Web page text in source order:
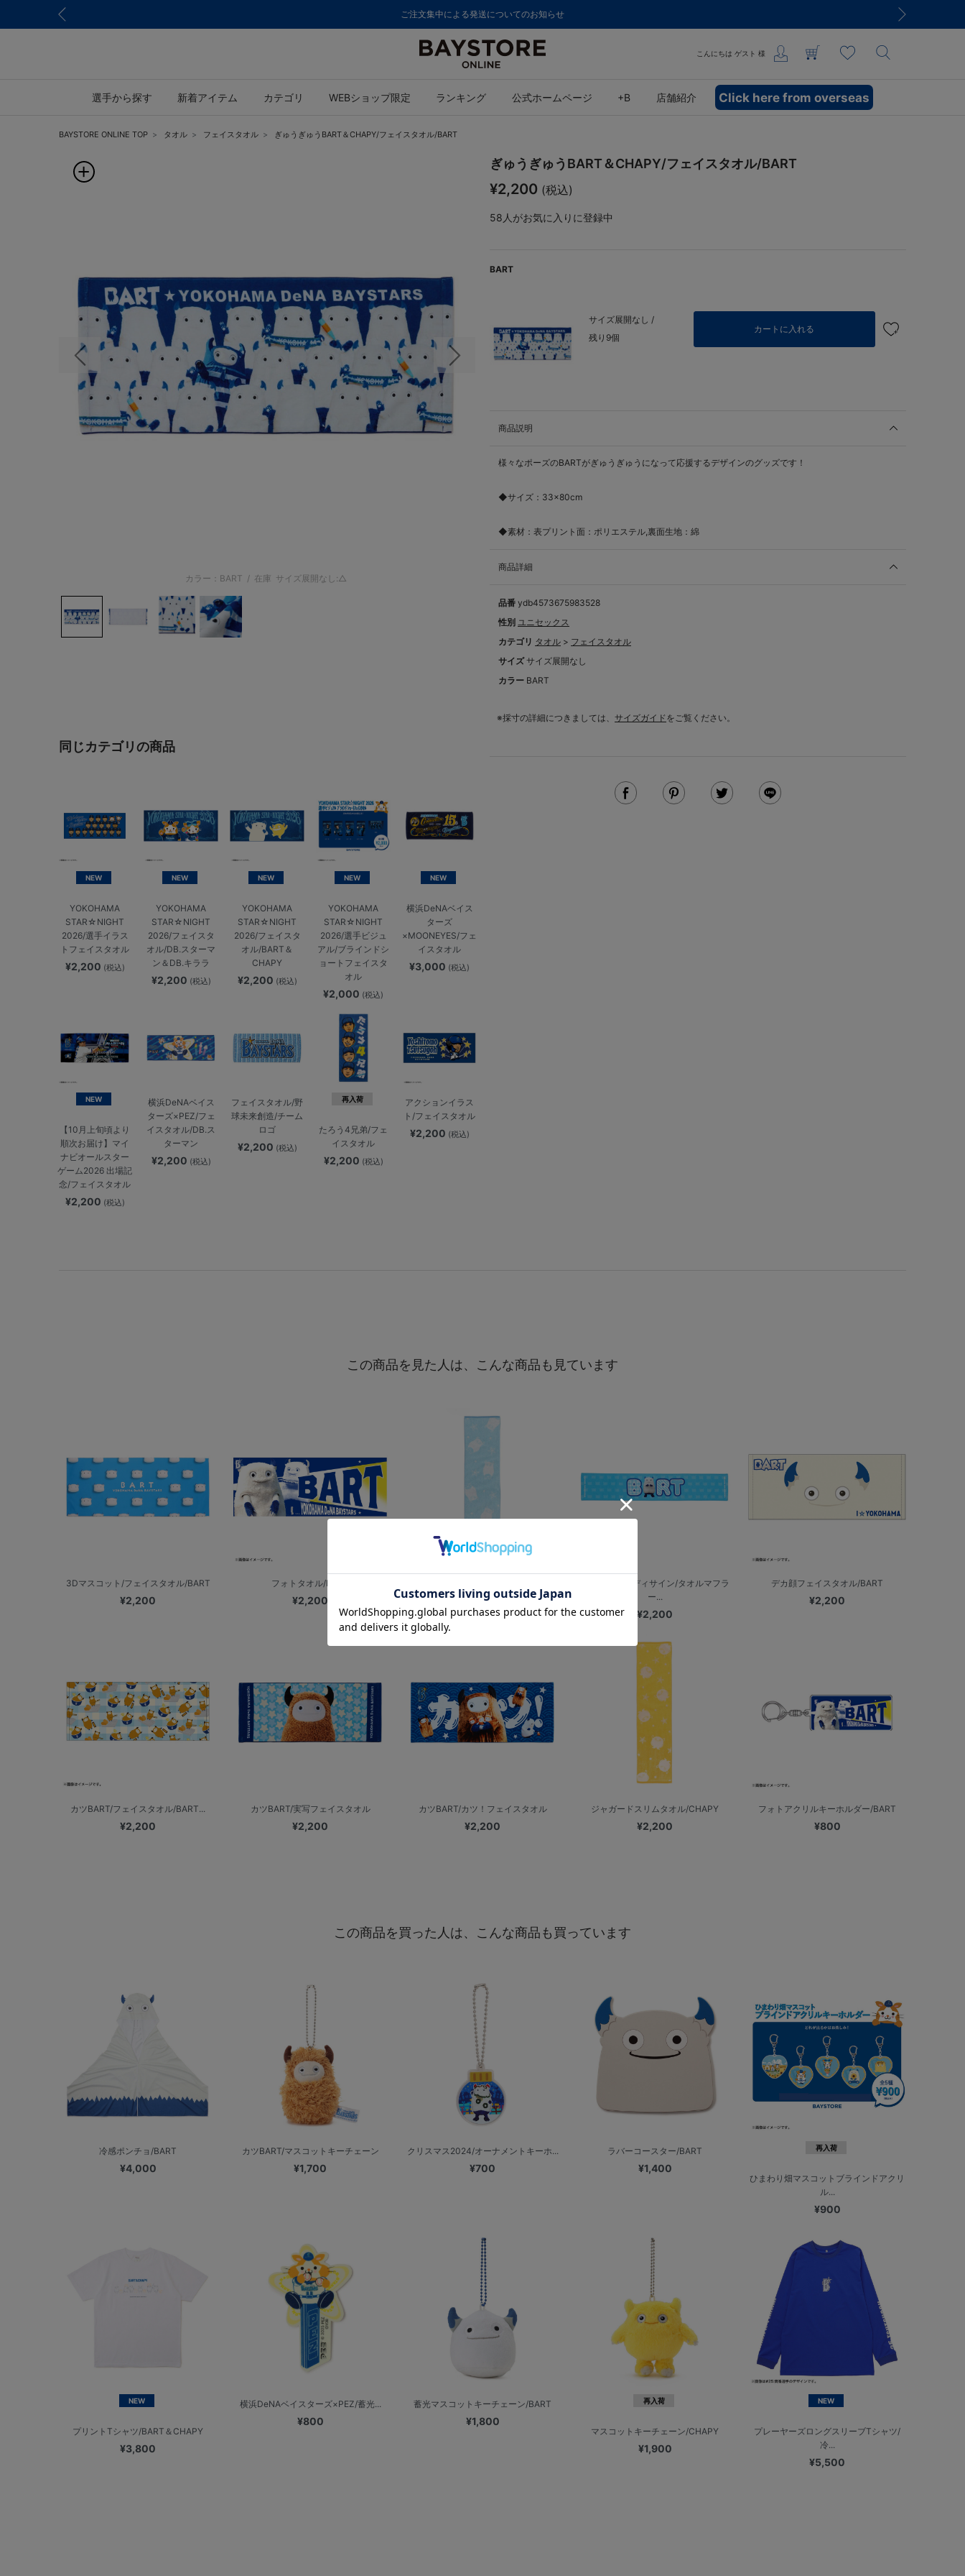
ご注文集中による発送についてのお知らせ
こんにちは ゲスト 様
選手から探す 新着アイテム カテゴリ WEBショップ限定 ランキング 公式ホームページ +B 店舗紹介 Click here from overseas
BAYSTORE ONLINE TOP タオル フェイスタオル ぎゅうぎゅうBART＆CHAPY/フェイスタオル/BART
前の画像 次の画像
カラー：BART / 在庫 サイズ展開なし:△
同じカテゴリの商品
NEW
YOKOHAMA
STAR☆NIGHT
2026/選手イラス
トフェイスタオル
¥2,200 (税込)
NEW
YOKOHAMA
STAR☆NIGHT
2026/フェイスタ
オル/DB.スターマ
ン＆DB.キララ
¥2,200 (税込)
NEW
YOKOHAMA
STAR☆NIGHT
2026/フェイスタ
オル/BART＆
CHAPY
¥2,200 (税込)
NEW
YOKOHAMA
STAR☆NIGHT
2026/選手ビジュ
アル/ブラインドシ
ョートフェイスタ
オル
¥2,000 (税込)
NEW
横浜DeNAベイス
ターズ
×MOONEYES/フェ
イスタオル
¥3,000 (税込)
NEW
【10月上旬頃より
順次お届け】マイ
ナビオールスター
ゲーム2026 出場記
念/フェイスタオル
¥2,200 (税込)
横浜DeNAベイス
ターズ×PEZ/フェ
イスタオル/DB.ス
ターマン
¥2,200 (税込)
フェイスタオル/野
球未来創造/チーム
ロゴ
¥2,200 (税込)
再入荷
たろう4兄弟/フェ
イスタオル
¥2,200 (税込)
アクションイラス
ト/フェイスタオル
¥2,200 (税込)
ぎゅうぎゅうBART＆CHAPY/フェイスタオル/BART
¥2,200 (税込)
58 人がお気に入りに登録中
BART
サイズ展開なし /
残り9個
カートに入れる
商品説明
様々なポーズのBARTがぎゅうぎゅうになって応援するデザインのグッズです！
◆サイズ：33×80cm
◆素材：表プリント面：ポリエステル,裏面生地：綿
商品詳細
品番 ydb4573675983528
性別 ユニセックス
カテゴリ タオル > フェイスタオル
サイズ サイズ展開なし
カラー BART
※採寸の詳細につきましては、 サイズガイドをご覧ください。
この商品を見た人は、こんな商品も見ています
3Dマスコット/フェイスタオル/BART
¥2,200
フォトタオル/BART
¥2,200 ¥2,200
マスコットボディサイン/タオルマフラ
ー...
¥2,200
デカ顔フェイスタオル/BART
¥2,200
カツBART/フェイスタオル/BART...
¥2,200
カツBART/実写フェイスタオル
¥2,200
カツBART/カツ！フェイスタオル
¥2,200
ジャガードスリムタオル/CHAPY
¥2,200
フォトアクリルキーホルダー/BART
¥800
この商品を買った人は、こんな商品も買っています
冷感ポンチョ/BART
¥4,000
カツBART/マスコットキーチェーン
¥1,700
クリスマス2024/オーナメントキーホ...
¥700
ラバーコースター/BART
¥1,400
再入荷
ひまわり畑マスコットブラインドアクリ
ル...
¥900
NEW
プリントTシャツ/BART＆CHAPY
¥3,800
横浜DeNAベイスターズ×PEZ/蓄光...
¥800
蓄光マスコットキーチェーン/BART
¥1,800
再入荷
マスコットキーチェーン/CHAPY
¥1,900
NEW
プレーヤーズロングスリーブTシャツ/
冷...
¥5,500